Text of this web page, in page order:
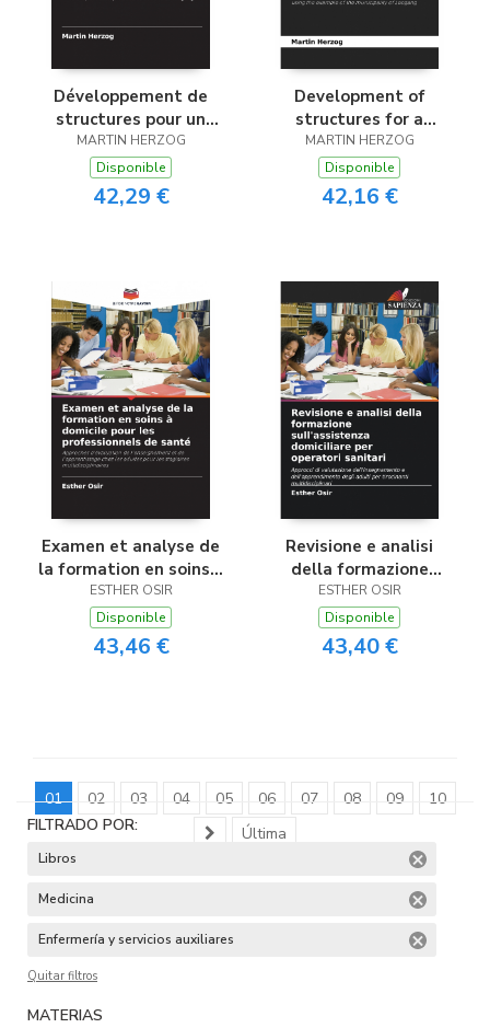
Développement de
structures pour un
concept de quartier
MARTIN HERZOG
Disponible
42,29 €
Development of
structures for a
neighbourhood
concept
MARTIN HERZOG
Disponible
42,16 €
Examen et analyse de
la formation en soins à
domicile pour les
professionnels de
santé
ESTHER OSIR
Disponible
43,46 €
Revisione e analisi
della formazione
sull’assistenza
domiciliare per
operatori sanitari
ESTHER OSIR
Disponible
43,40 €
01 02 03 04 05 06 07 08 09
10
Última
FILTRADO POR:
Libros
Medicina
Enfermería y servicios auxiliares
Quitar filtros
MATERIAS